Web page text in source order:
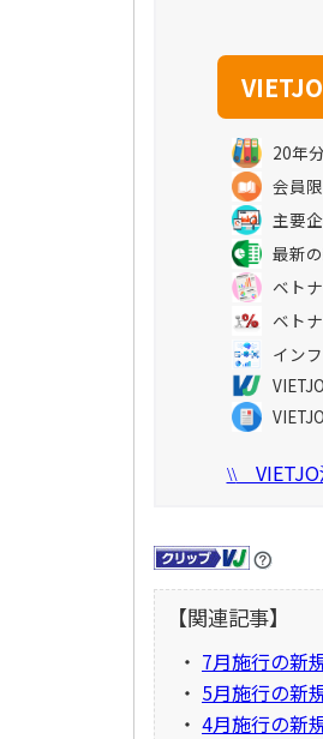
20年
会員
主要
最新
ベト
ベト
イン
\\VIETJO
【関連記事】
・ 7月施行の新
・ 5月施行の新
・ 4月施行の新